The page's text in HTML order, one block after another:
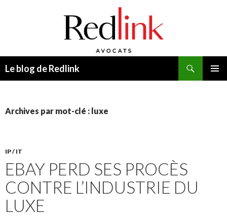
Le blog de Redlink
Archives par mot-clé : luxe
IP / IT
EBAY PERD SES PROCÈS
CONTRE L’INDUSTRIE DU
LUXE